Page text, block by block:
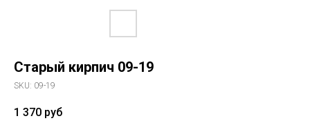
Старый кирпич 09-19
SKU: 09-19
1 370 руб